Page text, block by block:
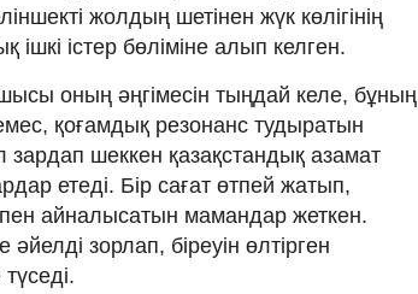
жолдың шетінен жүк көлігінің
ішкі істер бөліміне алып келген.
оның әңгімесін тыңдай келе, бұның
қоғамдық резонанс тудыратын
зардап шеккен қазақстандық азамат
етеді. Бір сағат өтпей жатып,
айналысатын мамандар жеткен.
зорлап, біреуін өлтірген